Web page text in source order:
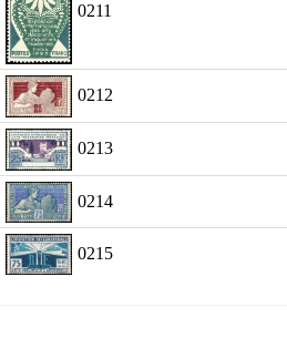
0211
0212
0213
0214
0215